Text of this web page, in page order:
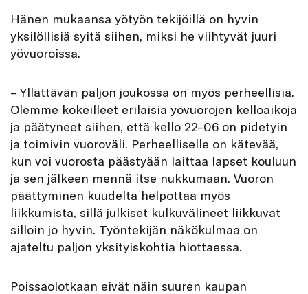
Hänen mukaansa yötyön tekijöillä on hyvin
yksilöllisiä syitä siihen, miksi he viihtyvät juuri
yövuoroissa.
– Yllättävän paljon joukossa on myös perheellisiä.
Olemme kokeilleet erilaisia yövuorojen kelloaikoja
ja päätyneet siihen, että kello 22–06 on pidetyin
ja toimivin vuoroväli. Perheelliselle on kätevää,
kun voi vuorosta päästyään laittaa lapset kouluun
ja sen jälkeen mennä itse nukkumaan. Vuoron
päättyminen kuudelta helpottaa myös
liikkumista, sillä julkiset kulkuvälineet liikkuvat
silloin jo hyvin. Työntekijän näkökulmaa on
ajateltu paljon yksityiskohtia hiottaessa.
Poissaolotkaan eivät näin suuren kaupan